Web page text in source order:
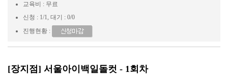
교육비 : 무료
신청 : 1/1, 대기 : 0/0
진행현황 :
[장지점] 서울아이백일돌컷 - 1회차